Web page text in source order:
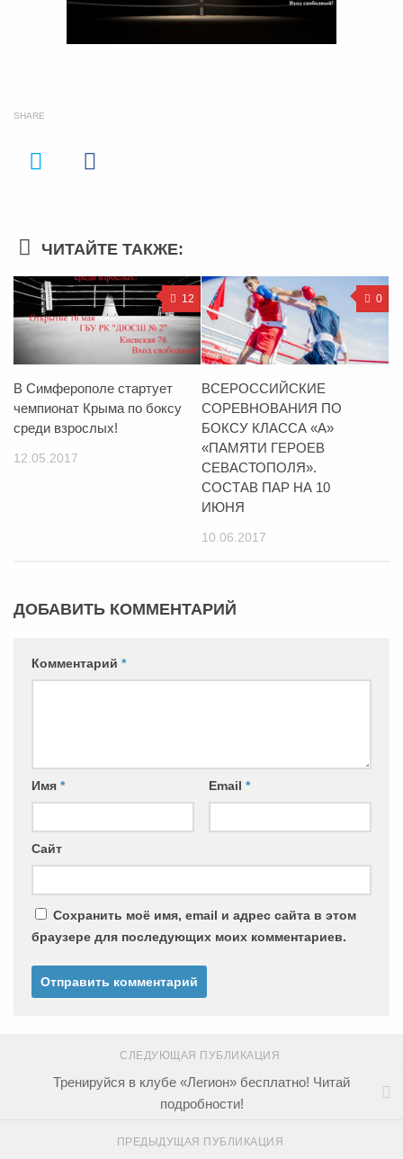
SHARE
ЧИТАЙТЕ ТАКЖЕ:
12
В Симферополе стартует
чемпионат Крыма по боксу
среди взрослых!
12.05.2017
0
ВСЕРОССИЙСКИЕ
СОРЕВНОВАНИЯ ПО
БОКСУ КЛАССА «А»
«ПАМЯТИ ГЕРОЕВ
СЕВАСТОПОЛЯ».
СОСТАВ ПАР НА 10
ИЮНЯ
10.06.2017
ДОБАВИТЬ КОММЕНТАРИЙ
Комментарий *
Имя * Email *
Сайт
Сохранить моё имя, email и адрес сайта в этом
браузере для последующих моих комментариев.
СЛЕДУЮЩАЯ ПУБЛИКАЦИЯ
Тренируйся в клубе «Легион» бесплатно! Читай
подробности!
ПРЕДЫДУЩАЯ ПУБЛИКАЦИЯ